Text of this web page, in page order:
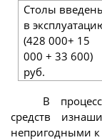
Столы
в
(428 000+ 15
000 + 33 600)
руб.
В
средств
непригодными к